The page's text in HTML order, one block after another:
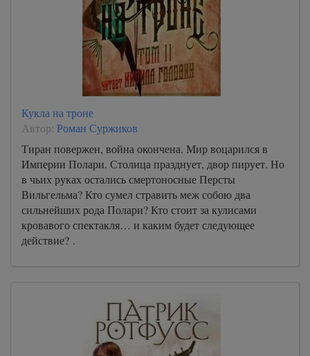
Кукла на троне
Автор: Роман Суржиков
Тиран повержен, война окончена. Мир воцарился в
Империи Полари. Столица празднует, двор пирует. Но
в чьих руках остались смертоносные Персты
Вильгельма? Кто сумел стравить меж собою два
сильнейших рода Полари? Кто стоит за кулисами
кровавого спектакля… и каким будет следующее
действие? .